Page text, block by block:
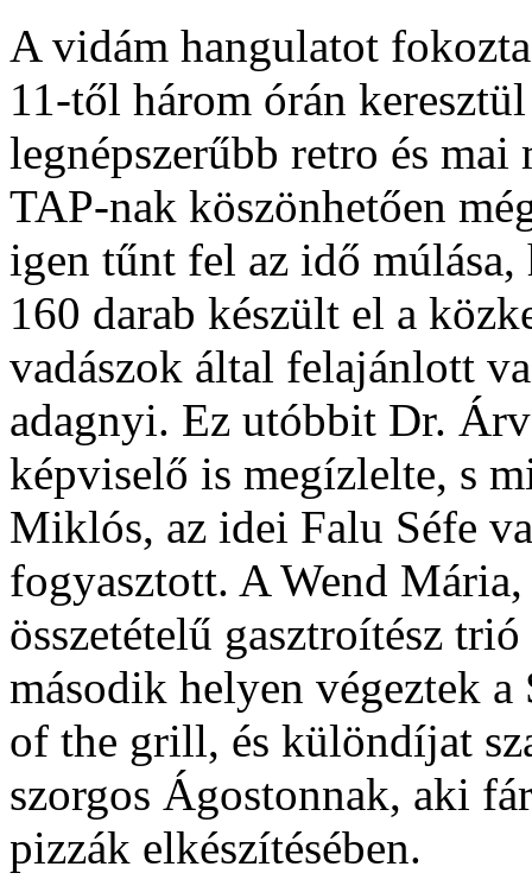
A vidám hangulatot
11-től három órán
legnépszerűbb retro és
TAP-nak köszönhetően
igen tűnt fel az idő múlása,
160 darab készült el a
vadászok által felajánlott
adagnyi. Ez utóbbit Dr.
képviselő is megízlelte, s
Miklós, az idei Falu Séfe
fogyasztott. A Wend
összetételű gasztroítész
második helyen végeztek
of the grill, és különdíjat
szorgos Ágostonnak, aki
pizzák elkészítésében.